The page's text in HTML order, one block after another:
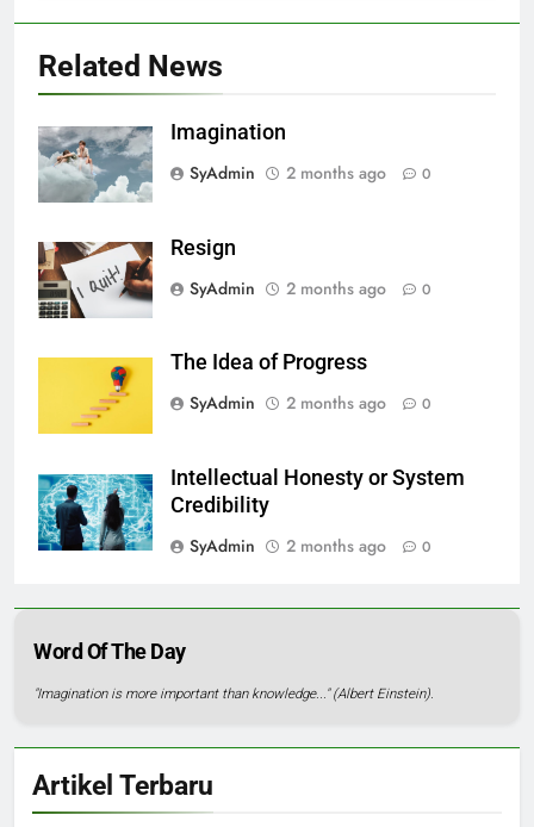
Related News
Imagination
SyAdmin
2 months ago 0
Resign
SyAdmin
2 months ago 0
The Idea of Progress
SyAdmin
2 months ago 0
Intellectual Honesty or System
Credibility
SyAdmin
2 months ago 0
Word Of The Day
"Imagination is more important than knowledge..." (Albert Einstein).
Artikel Terbaru